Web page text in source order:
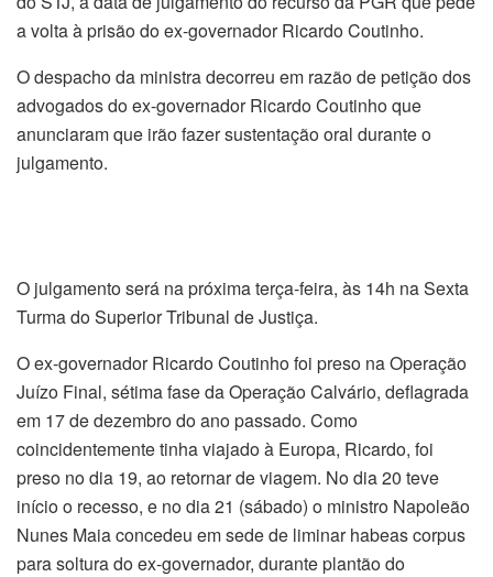
a volta à prisão do ex-governador Ricardo Coutinho.
O despacho da ministra decorreu em razão de petição dos
advogados do ex-governador Ricardo Coutinho que
anunciaram que irão fazer sustentação oral durante o
julgamento.
O julgamento será na próxima terça-feira, às 14h na Sexta
Turma do Superior Tribunal de Justiça.
O ex-governador Ricardo Coutinho foi preso na Operação
Juízo Final, sétima fase da Operação Calvário, deflagrada
em 17 de dezembro do ano passado. Como
coincidentemente tinha viajado à Europa, Ricardo, foi
preso no dia 19, ao retornar de viagem. No dia 20 teve
início o recesso, e no dia 21 (sábado) o ministro Napoleão
Nunes Maia concedeu em sede de liminar habeas corpus
para soltura do ex-governador, durante plantão do